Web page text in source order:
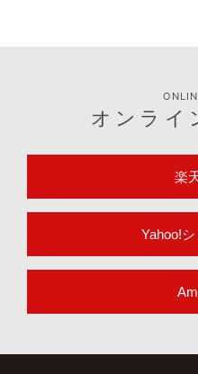
オンライ
楽
Yahoo!